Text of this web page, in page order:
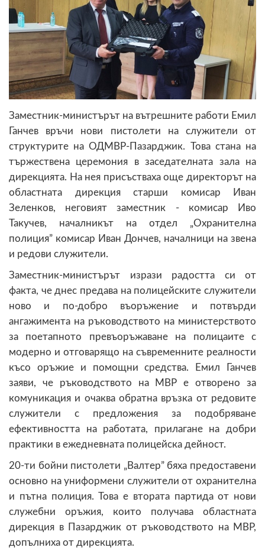
Заместник-министърът на вътрешните работи Емил
Ганчев връчи нови пистолети на служители от
структурите на ОДМВР-Пазарджик. Това стана на
тържествена церемония в заседателната зала на
дирекцията. На нея присъстваха още директорът на
областната дирекция старши комисар Иван
Зеленков, неговият заместник - комисар Иво
Такучев, началникът на отдел „Охранителна
полиция” комисар Иван Дончев, началници на звена
и редови служители.
Заместник-министърът изрази радостта си от
факта, че днес предава на полицейските служители
ново и по-добро въоръжение и потвърди
ангажимента на ръководството на министерството
за поетапното превъоръжаване на полицаите с
модерно и отговарящо на съвременните реалности
късо оръжие и помощни средства. Емил Ганчев
заяви, че ръководството на МВР е отворено за
комуникация и очаква обратна връзка от редовите
служители с предложения за подобряване
ефективността на работата, прилагане на добри
практики в ежедневната полицейска дейност.
20-ти бойни пистолети „Валтер” бяха предоставени
основно на униформени служители от охранителна
и пътна полиция. Това е втората партида от нови
служебни оръжия, които получава областната
дирекция в Пазарджик от ръководството на МВР,
допълниха от дирекцията.